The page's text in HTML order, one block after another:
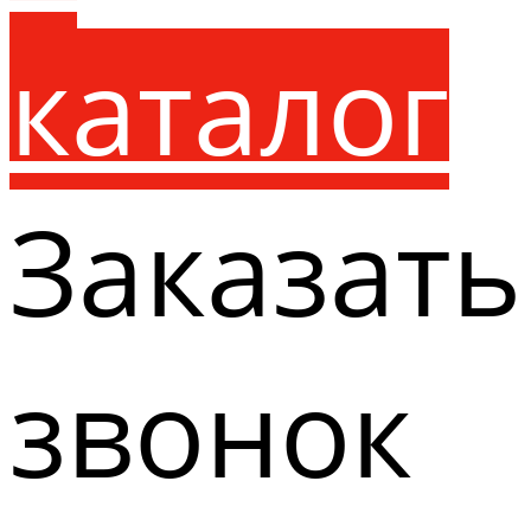
каталог
Заказать
звонок